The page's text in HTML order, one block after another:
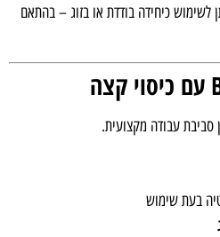
לשימוש כיחידה בודדת או בזוג – בהתאם
סביבת עבודה מקצועית.
בעת שימוש